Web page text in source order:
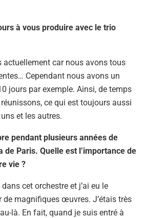
à vous produire avec le trio
actuellement car nous avons tous
Cependant nous avons un
jours par exemple. Ainsi, de temps
ce qui est toujours aussi
et les autres.
pendant plusieurs années de
de Paris. Quelle est l’importance de
vie ?
cet orchestre et j’ai eu le
de magnifiques œuvres. J’étais très
là. En fait, quand je suis entré à